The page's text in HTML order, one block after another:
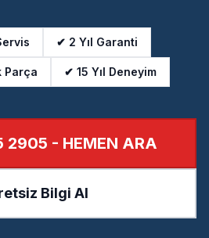
✔ 2 Yıl Garanti
Parça ✔ 15 Yıl Deneyim
2905 - HEMEN ARA
Bilgi Al